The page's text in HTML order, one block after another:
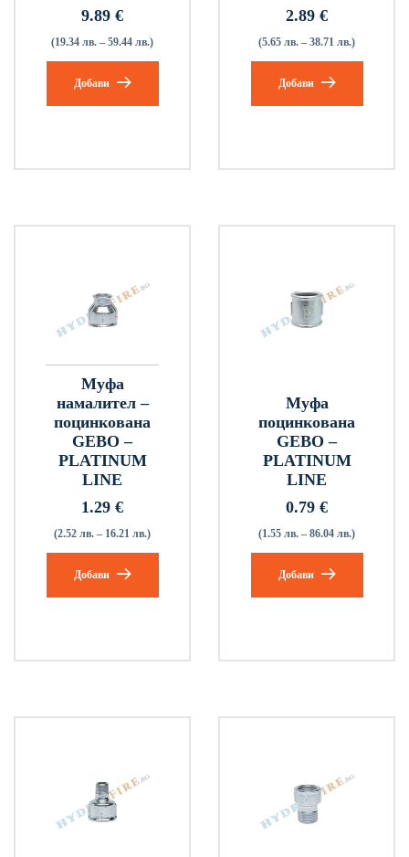
9.89 €
(19.34 лв. – 59.44 лв.)
Добави
2.89 €
(5.65 лв. – 38.71 лв.)
Добави
Муфа
намалител –
поцинкована
GEBO –
PLATINUM
LINE
1.29 €
(2.52 лв. – 16.21 лв.)
Добави
Муфа
поцинкована
GEBO –
PLATINUM
LINE
0.79 €
(1.55 лв. – 86.04 лв.)
Добави